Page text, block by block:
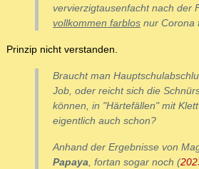
vervierzigtausenfacht nach der
vollkommen farblos nur Corona
Prinzip nicht verstanden.
Braucht man
Job, oder reicht sich die
können, in "Härtefällen" mit
eigentlich auch schon?
Anhand der Ergebnisse von
Papaya, fortan sogar noch (